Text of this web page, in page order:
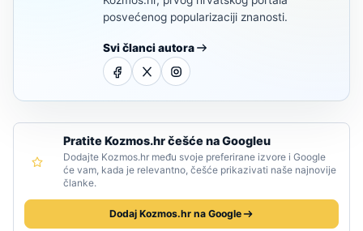
posvećenog popularizaciji znanosti.
Svi članci autora
Pratite Kozmos.hr češće na Googleu
Dodajte Kozmos.hr među svoje preferirane izvore i Google
će vam, kada je relevantno, češće prikazivati naše najnovije
članke.
Dodaj Kozmos.hr na Google